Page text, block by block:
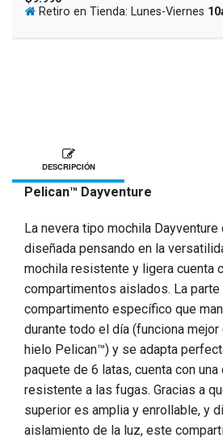
Retiro en Tienda: Lunes-Viernes
DESCRIPCIÓN
Pelican™ Dayventure
La nevera tipo mochila
diseñada pensando en la
mochila resistente y ligera cuenta
compartimentos aislados. La
compartimento específico que
durante todo el día (funciona
hielo Pelican™) y se adapta
paquete de 6 latas, cuenta con una
resistente a las fugas. Gracias a
superior es amplia y enrollable, y
aislamiento de la luz, este